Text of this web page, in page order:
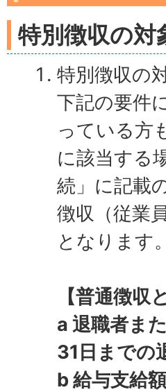
特別徴収の
特別徴収の
下記の要件
っている方
に該当する
続」に記載
徴収（従業
となります。
【普通徴収
a 退職者ま
31日までの
b 給与支給